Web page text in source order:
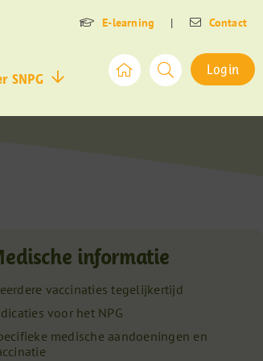
E-learning | Contact
SNPG
Login
informatie
vaccinaties tegelijkertijd
voor het NPG
medische aandoeningen en